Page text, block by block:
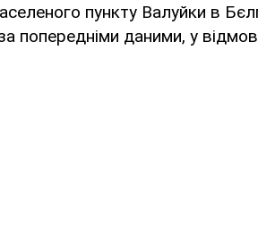
пункту Валуйки в
попередніми даними, у